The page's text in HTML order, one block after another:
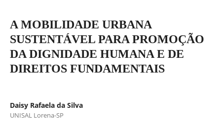
A MOBILIDADE URBANA
SUSTENTÁVEL PARA PROMOÇÃO
DA DIGNIDADE HUMANA E DE
DIREITOS FUNDAMENTAIS
Daisy Rafaela da Silva
UNISAL Lorena-SP